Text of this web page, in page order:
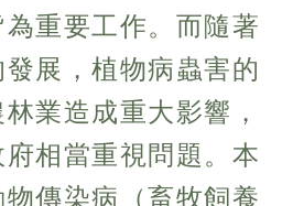
重要工作。而隨著
展，植物病蟲害的
業造成重大影響，
相當重視問題。本
傳染病（畜牧飼養